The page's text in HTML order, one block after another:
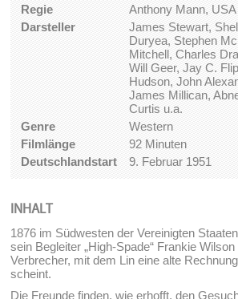
Regie
Anthony Mann, USA
Darsteller
James Stewart,
Duryea, Stephen
Mitchell, Charles
Will Geer, Jay C.
Hudson, John
James Millican,
Curtis u.a.
Genre
Western
Filmlänge
92 Minuten
Deutschlandstart
9. Februar 1951
INHALT
1876 im Südwesten der Vereinigten
sein Begleiter „High-Spade“ Frankie
Verbrecher, mit dem Lin eine alte
scheint.
Die Freunde finden, wie erhofft, den